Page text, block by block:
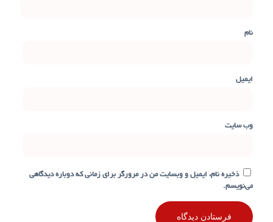
نام
ایمیل
وب‌ سایت
ذخیره نام، ایمیل و وبسایت من در مرورگر برای زمانی که دوباره دیدگاهی
می‌نویسم.